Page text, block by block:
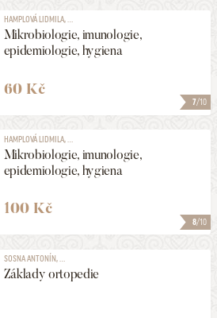
7/10
HAMPLOVÁ LIDMILA, ...
Mikrobiologie, imunologie,
epidemiologie, hygiena
60 Kč
8/10
HAMPLOVÁ LIDMILA, ...
Mikrobiologie, imunologie,
epidemiologie, hygiena
100 Kč
SOSNA ANTONÍN, ...
Základy ortopedie